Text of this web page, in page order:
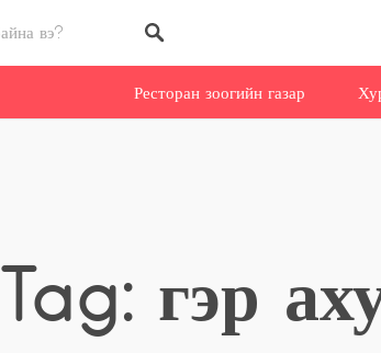
Ресторан зоогийн газар
Tag: гэр